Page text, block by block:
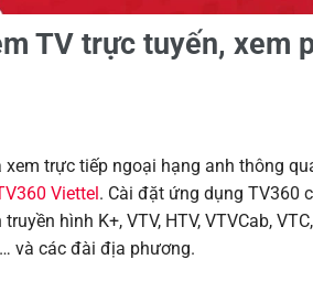
TV trực tuyến, xem
xem trực tiếp ngoại hạng anh thông
Viettel. Cài đặt ứng dụng TV360
hình K+, VTV, HTV, VTVCab,
và các đài địa phương.